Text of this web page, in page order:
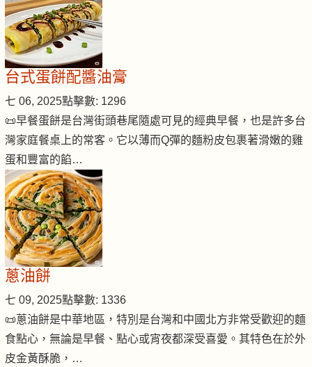
台式蛋餅配醬油膏
七 06, 2025點擊數: 1296
📜早餐蛋餅是台灣街頭巷尾隨處可見的經典早餐，也是許多台
灣家庭餐桌上的常客。它以薄而Q彈的麵粉皮包裹著滑嫩的雞
蛋和豐富的餡…
蔥油餅
七 09, 2025點擊數: 1336
📜蔥油餅是中華地區，特別是台灣和中國北方非常受歡迎的麵
食點心，無論是早餐、點心或宵夜都深受喜愛。其特色在於外
皮金黃酥脆，…